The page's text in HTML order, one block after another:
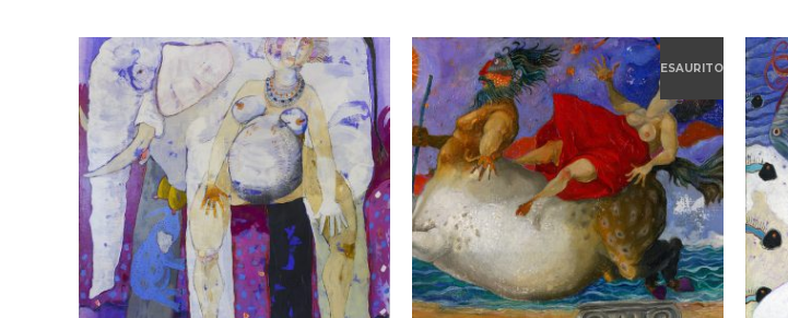
ESAURITO